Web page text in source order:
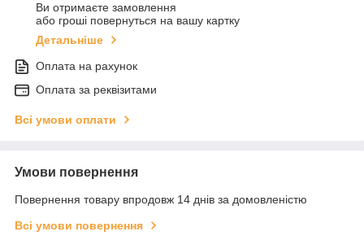
Ви отримаєте замовлення
або гроші повернуться на вашу картку
Детальніше
Оплата на рахунок
Оплата за реквізитами
Всі умови оплати
Умови повернення
Повернення товару впродовж 14 днів за домовленістю
Всі умови повернення